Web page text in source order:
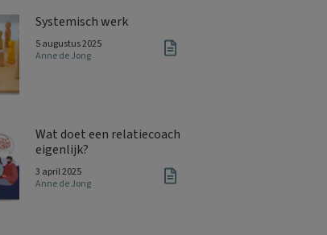
Systemisch werk
5 augustus 2025
Anne de Jong
Wat doet een relatiecoach
eigenlijk?
3 april 2025
Anne de Jong